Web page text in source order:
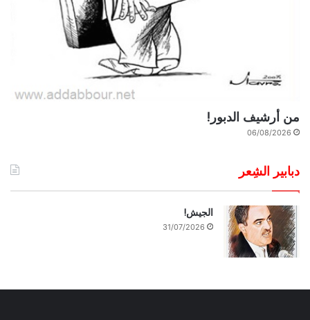
من أرشيف الدبور!
06/08/2026
دبابير الشِعر
الجيش!
31/07/2026